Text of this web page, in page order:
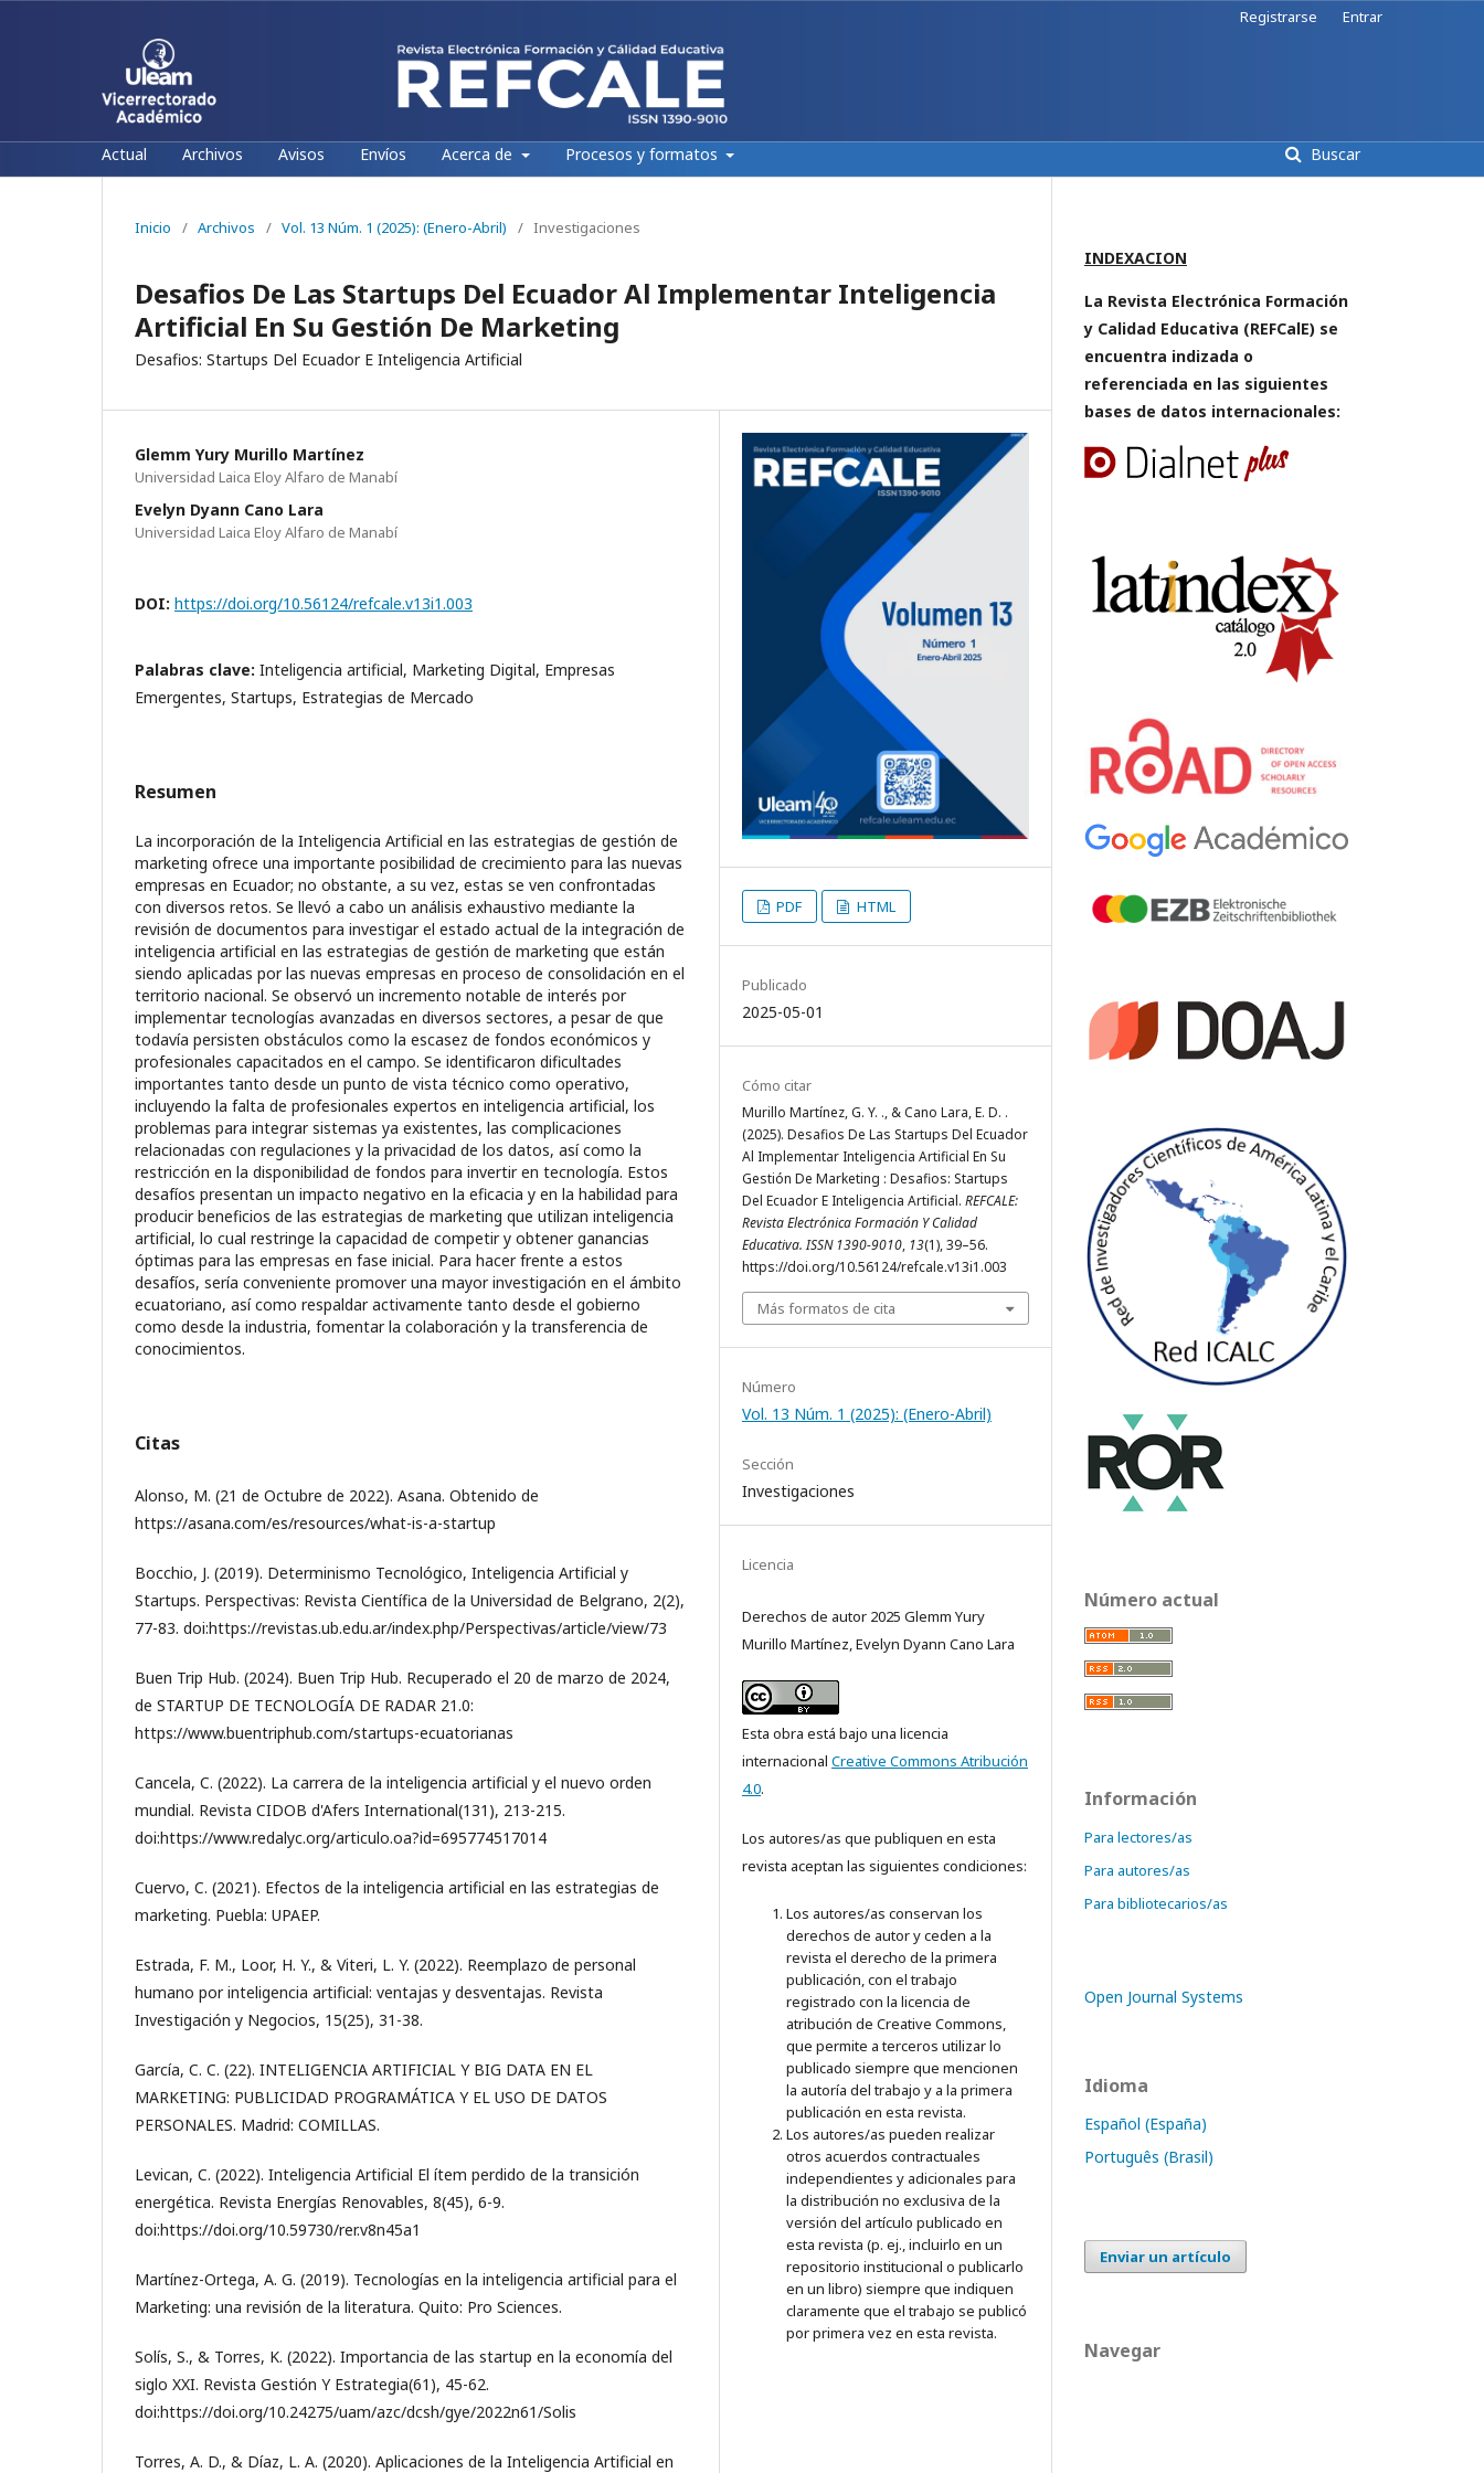
Actual Archivos Avisos Envíos Acerca de Procesos y formatos Buscar
Registrarse Entrar
Inicio / Archivos / Vol. 13 Núm. 1 (2025): (Enero-Abril) / Investigaciones
Desafios De Las Startups Del Ecuador Al Implementar Inteligencia
Artificial En Su Gestión De Marketing
Desafios: Startups Del Ecuador E Inteligencia Artificial
Glemm Yury Murillo Martínez
Universidad Laica Eloy Alfaro de Manabí
Evelyn Dyann Cano Lara
Universidad Laica Eloy Alfaro de Manabí
DOI: https://doi.org/10.56124/refcale.v13i1.003
Palabras clave: Inteligencia artificial, Marketing Digital, Empresas
Emergentes, Startups, Estrategias de Mercado
Resumen
La incorporación de la Inteligencia Artificial en las estrategias de gestión de
marketing ofrece una importante posibilidad de crecimiento para las nuevas
empresas en Ecuador; no obstante, a su vez, estas se ven confrontadas
con diversos retos. Se llevó a cabo un análisis exhaustivo mediante la
revisión de documentos para investigar el estado actual de la integración de
inteligencia artificial en las estrategias de gestión de marketing que están
siendo aplicadas por las nuevas empresas en proceso de consolidación en el
territorio nacional. Se observó un incremento notable de interés por
implementar tecnologías avanzadas en diversos sectores, a pesar de que
todavía persisten obstáculos como la escasez de fondos económicos y
profesionales capacitados en el campo. Se identificaron dificultades
importantes tanto desde un punto de vista técnico como operativo,
incluyendo la falta de profesionales expertos en inteligencia artificial, los
problemas para integrar sistemas ya existentes, las complicaciones
relacionadas con regulaciones y la privacidad de los datos, así como la
restricción en la disponibilidad de fondos para invertir en tecnología. Estos
desafíos presentan un impacto negativo en la eficacia y en la habilidad para
producir beneficios de las estrategias de marketing que utilizan inteligencia
artificial, lo cual restringe la capacidad de competir y obtener ganancias
óptimas para las empresas en fase inicial. Para hacer frente a estos
desafíos, sería conveniente promover una mayor investigación en el ámbito
ecuatoriano, así como respaldar activamente tanto desde el gobierno
como desde la industria, fomentar la colaboración y la transferencia de
conocimientos.
Citas
Alonso, M. (21 de Octubre de 2022). Asana. Obtenido de
https://asana.com/es/resources/what-is-a-startup
Bocchio, J. (2019). Determinismo Tecnológico, Inteligencia Artificial y
Startups. Perspectivas: Revista Científica de la Universidad de Belgrano, 2(2),
77-83. doi:https://revistas.ub.edu.ar/index.php/Perspectivas/article/view/73
Buen Trip Hub. (2024). Buen Trip Hub. Recuperado el 20 de marzo de 2024,
de STARTUP DE TECNOLOGÍA DE RADAR 21.0:
https://www.buentriphub.com/startups-ecuatorianas
Cancela, C. (2022). La carrera de la inteligencia artificial y el nuevo orden
mundial. Revista CIDOB d'Afers International(131), 213-215.
doi:https://www.redalyc.org/articulo.oa?id=695774517014
Cuervo, C. (2021). Efectos de la inteligencia artificial en las estrategias de
marketing. Puebla: UPAEP.
Estrada, F. M., Loor, H. Y., & Viteri, L. Y. (2022). Reemplazo de personal
humano por inteligencia artificial: ventajas y desventajas. Revista
Investigación y Negocios, 15(25), 31-38.
García, C. C. (22). INTELIGENCIA ARTIFICIAL Y BIG DATA EN EL
MARKETING: PUBLICIDAD PROGRAMÁTICA Y EL USO DE DATOS
PERSONALES. Madrid: COMILLAS.
Levican, C. (2022). Inteligencia Artificial El ítem perdido de la transición
energética. Revista Energías Renovables, 8(45), 6-9.
doi:https://doi.org/10.59730/rer.v8n45a1
Martínez-Ortega, A. G. (2019). Tecnologías en la inteligencia artificial para el
Marketing: una revisión de la literatura. Quito: Pro Sciences.
Solís, S., & Torres, K. (2022). Importancia de las startup en la economía del
siglo XXI. Revista Gestión Y Estrategia(61), 45-62.
doi:https://doi.org/10.24275/uam/azc/dcsh/gye/2022n61/Solis
Torres, A. D., & Díaz, L. A. (2020). Aplicaciones de la Inteligencia Artificial en
PDF HTML
Publicado
2025-05-01
Cómo citar
Murillo Martínez, G. Y. ., & Cano Lara, E. D. .
(2025). Desafios De Las Startups Del Ecuador
Al Implementar Inteligencia Artificial En Su
Gestión De Marketing : Desafios: Startups
Del Ecuador E Inteligencia Artificial. REFCALE:
Revista Electrónica Formación Y Calidad
Educativa. ISSN 1390-9010, 13(1), 39–56.
https://doi.org/10.56124/refcale.v13i1.003
Más formatos de cita
Número
Vol. 13 Núm. 1 (2025): (Enero-Abril)
Sección
Investigaciones
Licencia
Derechos de autor 2025 Glemm Yury
Murillo Martínez, Evelyn Dyann Cano Lara
Esta obra está bajo una licencia
internacional Creative Commons Atribución
4.0.
Los autores/as que publiquen en esta
revista aceptan las siguientes condiciones:
Los autores/as conservan los
derechos de autor y ceden a la
revista el derecho de la primera
publicación, con el trabajo
registrado con la licencia de
atribución de Creative Commons,
que permite a terceros utilizar lo
publicado siempre que mencionen
la autoría del trabajo y a la primera
publicación en esta revista.
Los autores/as pueden realizar
otros acuerdos contractuales
independientes y adicionales para
la distribución no exclusiva de la
versión del artículo publicado en
esta revista (p. ej., incluirlo en un
repositorio institucional o publicarlo
en un libro) siempre que indiquen
claramente que el trabajo se publicó
por primera vez en esta revista.
INDEXACION
La Revista Electrónica Formación
y Calidad Educativa (REFCalE) se
encuentra indizada o
referenciada en las siguientes
bases de datos internacionales:
Número actual
Información
Para lectores/as
Para autores/as
Para bibliotecarios/as
Open Journal Systems
Idioma
Español (España)
Português (Brasil)
Enviar un artículo
Navegar